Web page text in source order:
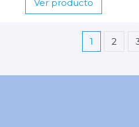
Ver producto
1 2